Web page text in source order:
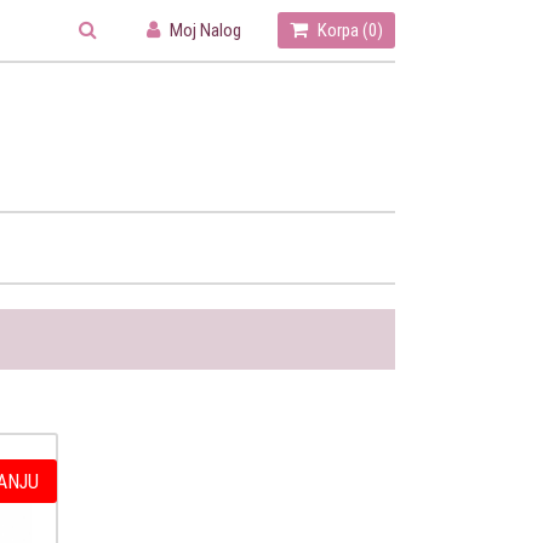
Moj Nalog Korpa (0)